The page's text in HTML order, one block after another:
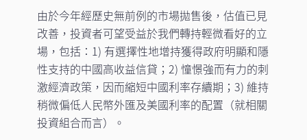
由於今年經歷史無前例的市場拋售後，估值已見
改善，投資者可望受益於我們轉持輕微看好的立
場，包括：1) 有選擇性地增持獲得政府明顯和隱
性支持的中國高收益信貸；2) 憧憬強而有力的刺
激經濟政策，因而縮短中國利率存續期；3) 維持
稍微偏低人民幣外匯及美國利率的配置（就相關
投資組合而言）。